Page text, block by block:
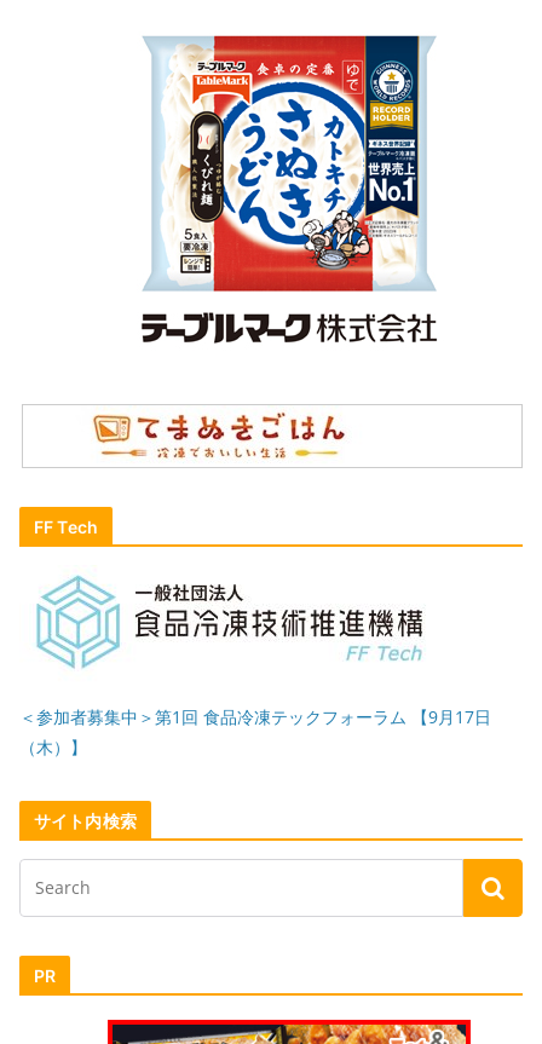
FF Tech
＜参加者募集中＞第1回 食品冷凍テックフォーラム 【9月17日
（木）】
サイト内検索
PR